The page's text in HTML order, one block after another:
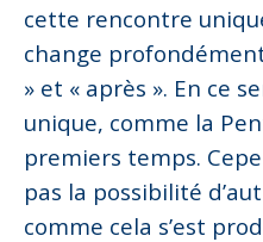
cette rencontre
change
» et « après ». En ce
unique, comme la
premiers temps.
pas la possibilité
comme cela s’est